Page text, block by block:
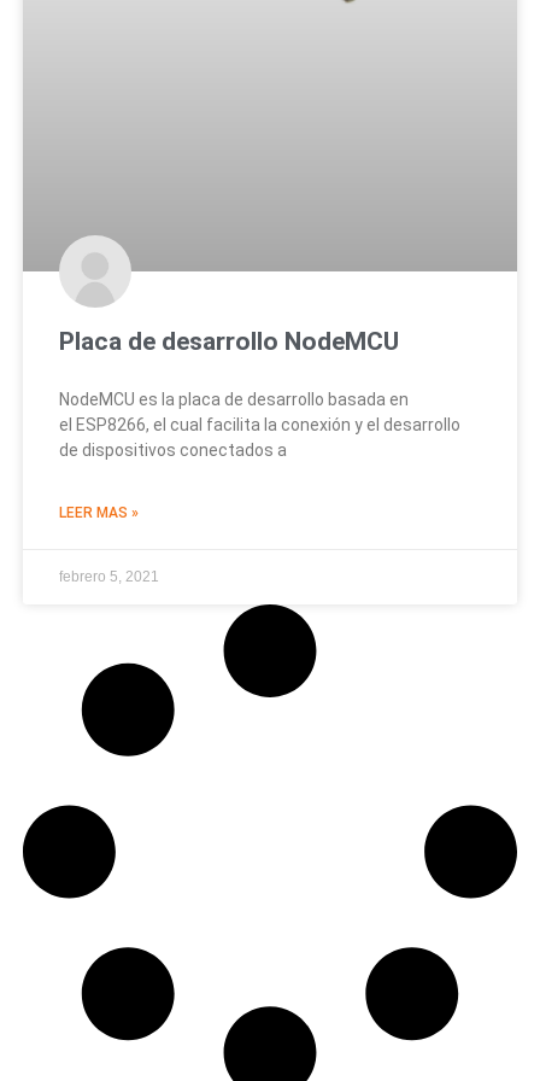
Placa de desarrollo NodeMCU
NodeMCU es la placa de desarrollo basada en
el ESP8266, el cual facilita la conexión y el desarrollo
de dispositivos conectados a
LEER MAS »
febrero 5, 2021